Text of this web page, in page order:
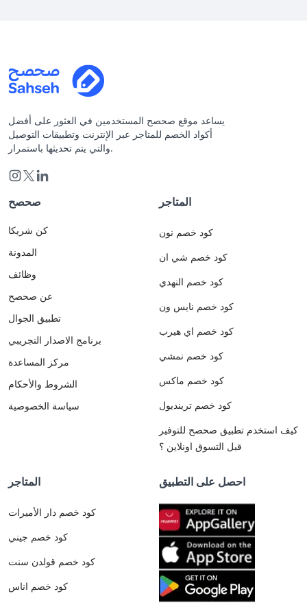
يساعد موقع صحصح المستخدمين في العثور على أفضل
أكواد الخصم للمتاجر عبر الإنترنت وتطبيقات التوصيل
والتي يتم تحديثها باستمرار.
صحصح
كن شريكا
المدونة
وظائف
عن صحصح
تطبيق الجوال
برنامج الاصدار التجريبي
مركز المساعدة
الشروط والأحكام
سياسة الخصوصية
المتاجر
كود خصم نون
كود خصم شي ان
كود خصم النهدي
كود خصم نايس ون
كود خصم اي هيرب
كود خصم نمشي
كود خصم ماكس
كود خصم ترينديول
كيف استخدم تطبيق صحصح للتوفير
قبل التسوق اونلاين ؟
المتاجر
كود خصم دار الأميرات
كود خصم جيني
كود خصم قولدن سنت
كود خصم اناس
احصل على التطبيق